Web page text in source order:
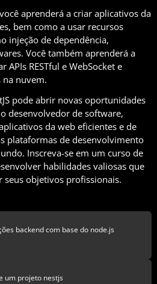
aprenderá a criar aplicativos da
bem como a usar recursos
injeção de dependência,
Você também aprenderá a
APIs RESTful e WebSocket e
nuvem.
pode abrir novas oportunidades
desenvolvedor de software,
da web eficientes e de
plataformas de desenvolvimento
Inscreva-se em um curso de
habilidades valiosas que
seus objetivos profissionais.
backend com base do node.js
um projeto nestjs